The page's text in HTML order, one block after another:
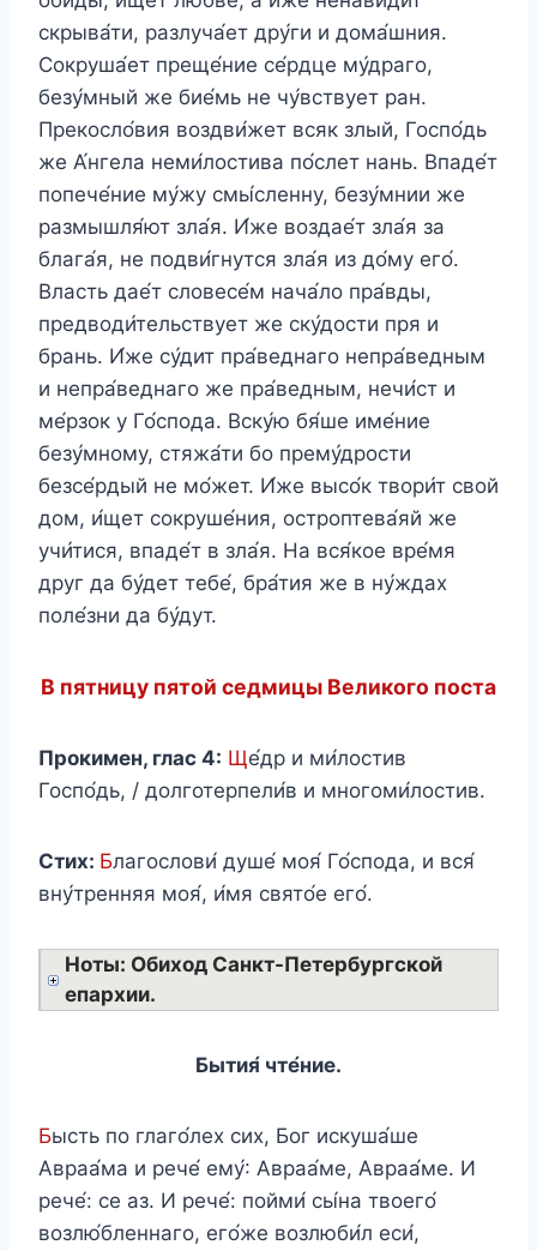
скрыва́ти, разлуча́ет дру́ги и дома́шния.
Сокруша́ет преще́ние се́рдце му́драго,
безу́мный же бие́мь не чу́вствует ран.
Прекосло́вия воздви́жет всяк злый, Госпо́дь
же А́нгела неми́лостива по́слет нань. Впаде́т
попече́ние му́жу смы́сленну, безу́мнии же
размышля́ют зла́я. И́же воздае́т зла́я за
блага́я, не подви́гнутся зла́я из до́му его́.
Власть дае́т словесе́м нача́ло пра́вды,
предводи́тельствует же ску́дости пря и
брань. И́же су́дит пра́веднаго непра́ведным
и непра́веднаго же пра́ведным, нечи́ст и
ме́рзок у Го́спода. Вску́ю бя́ше име́ние
безу́мному, стяжа́ти бо прему́дрости
безсе́рдый не мо́жет. И́же высо́к твори́т свой
дом, и́щет сокруше́ния, остроптева́яй же
учи́тися, впаде́т в зла́я. На вся́кое вре́мя
друг да бу́дет тебе́, бра́тия же в ну́ждах
поле́зни да бу́дут.
В пятницу пятой седмицы Великого поста
Прокимен, глас 4: Ще́др и ми́лостив
Госпо́дь, / долготерпели́в и многоми́лостив.
Стих: Благослови́ душе́ моя́ Го́спода, и вся́
вну́тренняя моя́, и́мя свято́е его́.
Ноты: Обиход Санкт-Петербургской
епархии.
Бытия́ чте́ние.
Бысть по глаго́лех сих, Бог искуша́ше
Авраа́ма и рече́ ему́: Авраа́ме, Авраа́ме. И
рече́: се аз. И рече́: пойми́ сы́на твоего́
возлю́бленнаго, его́же возлюби́л еси́,